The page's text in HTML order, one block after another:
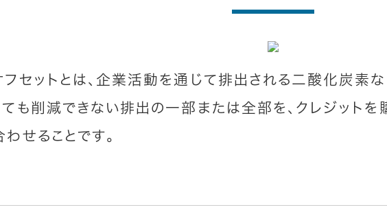
フセットとは、企業活動を通じて排出される二酸化炭素
ても削減できない排出の一部または全部を、クレジットを
わせることです。